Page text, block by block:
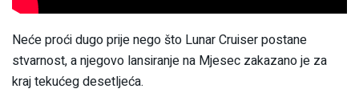
Neće proći dugo prije nego što Lunar Cruiser postane
stvarnost, a njegovo lansiranje na Mjesec zakazano je za
kraj tekućeg desetljeća.